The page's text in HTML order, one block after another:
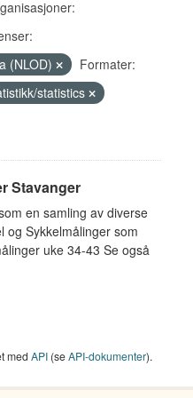
(NLOD)
Formater:
statistics
Stavanger
en samling av diverse
og Sykkelmålinger som
uke 34-43 Se også
med API (seAPI-dokumenter).